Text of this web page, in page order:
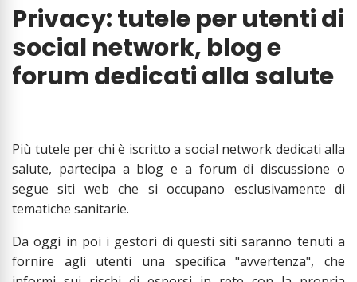
Privacy: tutele per utenti di
social network, blog e
forum dedicati alla salute
Più tutele per chi è iscritto a social network dedicati alla
salute, partecipa a blog e a forum di discussione o
segue siti web che si occupano esclusivamente di
tematiche sanitarie.
Da oggi in poi i gestori di questi siti saranno tenuti a
fornire agli utenti una specifica "avvertenza", che